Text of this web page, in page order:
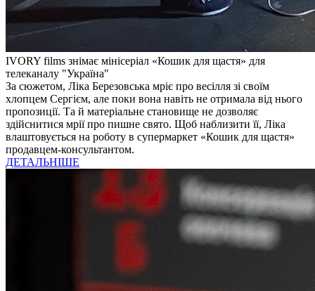
IVORY films знімає мінісеріал «Кошик для щастя» для
телеканалу "Україна"
За сюжетом, Ліка Березовська мріє про весілля зі своїм
хлопцем Сергієм, але поки вона навіть не отримала від нього
пропозиції. Та й матеріальне становище не дозволяє
здійснитися мрії про пишне свято. Щоб наблизити її, Ліка
влаштовується на роботу в супермаркет «Кошик для щастя»
продавцем-консультантом.
ДЕТАЛЬНІШЕ